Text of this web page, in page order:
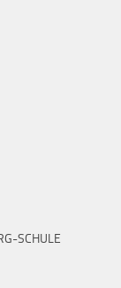
SCHULE